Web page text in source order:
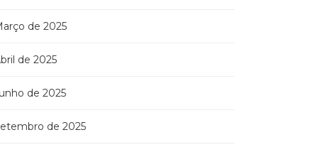
de 2025
de 2025
de 2025
de 2025